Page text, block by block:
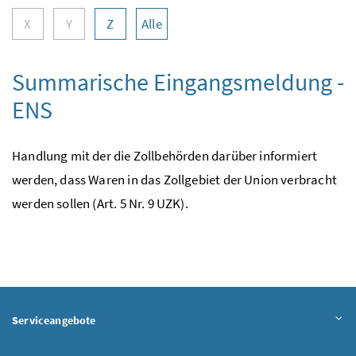
X Y Z Alle
Summarische Eingangsmeldung -
ENS
Handlung mit der die Zollbehörden darüber informiert
werden, dass Waren in das Zollgebiet der Union verbracht
werden sollen (Art. 5 Nr. 9 UZK).
Serviceangebote